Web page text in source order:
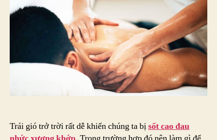
Khớp
&
Cách
Giảm
Đau
An
Toàn
Trái gió trở trời rất dễ khiến chúng ta bịsốt cao đau